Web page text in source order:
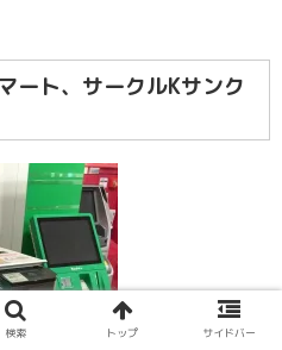
ート、サークルKサンク
検索 トップ サイドバー